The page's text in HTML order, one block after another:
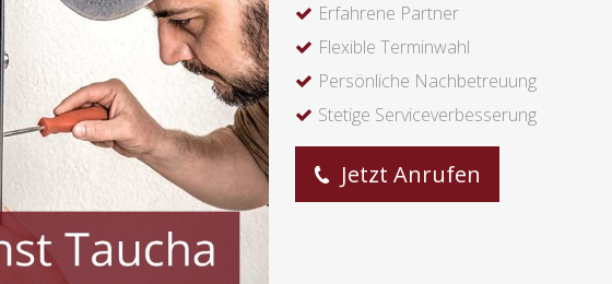
Erfahrene Partner
Flexible Terminwahl
Persönliche Nachbetreuung
Stetige Serviceverbesserung
Jetzt Anrufen